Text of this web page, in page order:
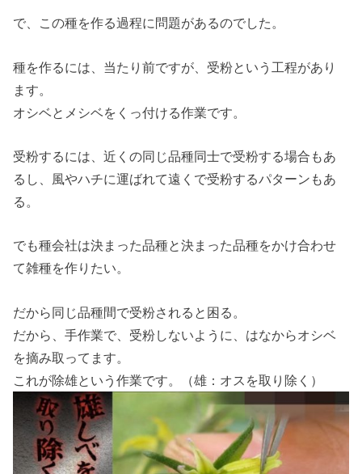
で、この種を作る過程に問題があるのでした。
種を作るには、当たり前ですが、受粉という工程があり
ます。
オシベとメシベをくっ付ける作業です。
受粉するには、近くの同じ品種同士で受粉する場合もあ
るし、風やハチに運ばれて遠くで受粉するパターンもあ
る。
でも種会社は決まった品種と決まった品種をかけ合わせ
て雑種を作りたい。
だから同じ品種間で受粉されると困る。
だから、手作業で、受粉しないように、はなからオシベ
を摘み取ってます。
これが除雄という作業です。（雄：オスを取り除く）